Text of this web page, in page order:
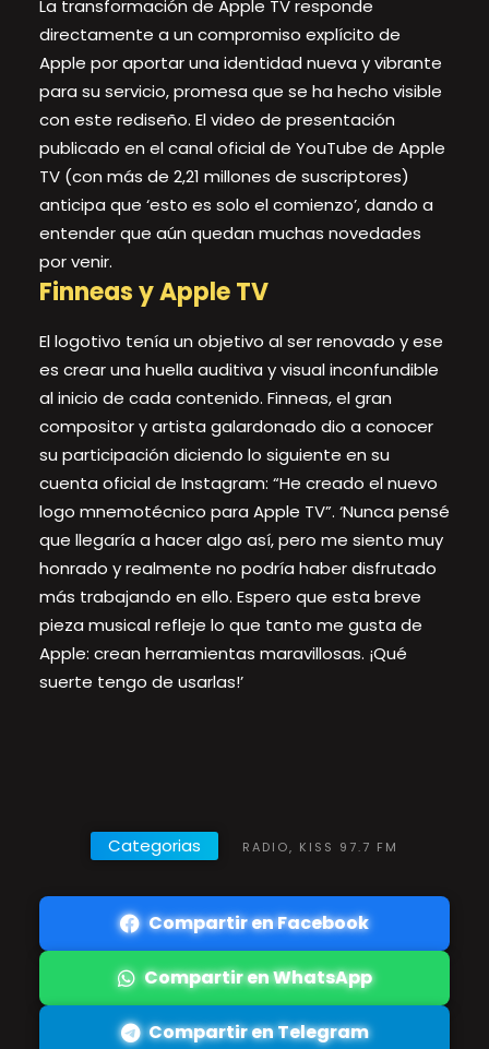
La transformación de Apple TV responde
directamente a un compromiso explícito de
Apple por aportar una identidad nueva y vibrante
para su servicio, promesa que se ha hecho visible
con este rediseño. El video de presentación
publicado en el canal oficial de YouTube de Apple
TV (con más de 2,21 millones de suscriptores)
anticipa que ‘esto es solo el comienzo’, dando a
entender que aún quedan muchas novedades
por venir.
Finneas y Apple TV
El logotivo tenía un objetivo al ser renovado y ese
es crear una huella auditiva y visual inconfundible
al inicio de cada contenido. Finneas, el gran
compositor y artista galardonado dio a conocer
su participación diciendo lo siguiente en su
cuenta oficial de Instagram: “He creado el nuevo
logo mnemotécnico para Apple TV”. ‘Nunca pensé
que llegaría a hacer algo así, pero me siento muy
honrado y realmente no podría haber disfrutado
más trabajando en ello. Espero que esta breve
pieza musical refleje lo que tanto me gusta de
Apple: crean herramientas maravillosas. ¡Qué
suerte tengo de usarlas!’
Categorias RADIO, KISS 97.7 FM
Compartir en Facebook
Compartir en WhatsApp
Compartir en Telegram